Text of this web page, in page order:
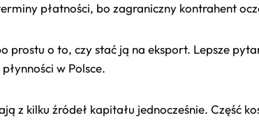
płatności, bo zagraniczny kontrahent
prostu o to, czy stać ją na eksport. Lepsze
w Polsce.
z kilku źródeł kapitału jednocześnie. Część